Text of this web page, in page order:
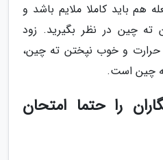
هم باید کاملا ملایم باشد و
ته چین در نظر بگیرید. زود
حرارت و خوب نپختن ته چین،
چین است.
را حتما امتحان